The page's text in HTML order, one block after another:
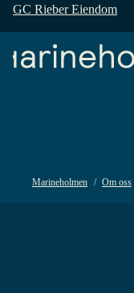
GC Rieber Eiendom
Marineholmen / Om oss